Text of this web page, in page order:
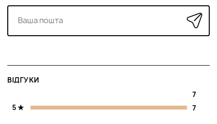
ВІДГУКИ
7
5
7